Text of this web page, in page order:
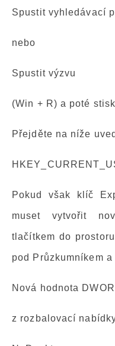
Spustit vyhledávací
nebo
Spustit výzvu
(Win + R) a poté
Přejděte na níže
Pokud však klíč
muset vytvořit
tlačítkem do
pod Průzkumníkem a
Nová hodnota
z rozbalovací